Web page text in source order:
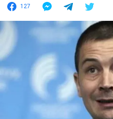
127